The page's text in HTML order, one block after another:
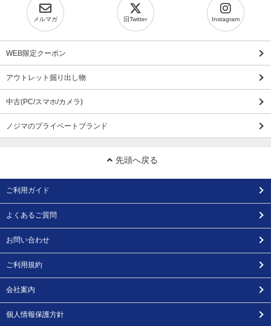
メルマガ 旧Twitter Instagram
WEB限定クーポン
アウトレット掘り出し物
中古(PC/スマホ/カメラ)
ノジマのプライベートブランド
先頭へ戻る
ご利用ガイド
よくあるご質問
お問い合わせ
ご利用規約
会社案内
個人情報保護方針